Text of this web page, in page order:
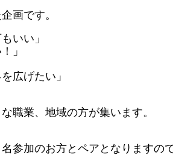
画です。
いい」
」
広げたい」
職業、地域の方が集います。
参加のお方とペアとなりますの